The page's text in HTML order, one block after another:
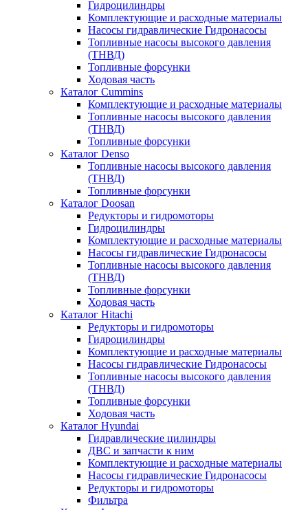
Гидроцилиндры
Комплектующие и расходные материалы
Насосы гидравлические Гидронасосы
Топливные насосы высокого давления
(ТНВД)
Топливные форсунки
Ходовая часть
Каталог Cummins
Комплектующие и расходные материалы
Топливные насосы высокого давления
(ТНВД)
Топливные форсунки
Каталог Denso
Топливные насосы высокого давления
(ТНВД)
Топливные форсунки
Каталог Doosan
Редукторы и гидромоторы
Гидроцилиндры
Комплектующие и расходные материалы
Насосы гидравлические Гидронасосы
Топливные насосы высокого давления
(ТНВД)
Топливные форсунки
Ходовая часть
Каталог Hitachi
Редукторы и гидромоторы
Гидроцилиндры
Комплектующие и расходные материалы
Насосы гидравлические Гидронасосы
Топливные насосы высокого давления
(ТНВД)
Топливные форсунки
Ходовая часть
Каталог Hyundai
Гидравлические цилиндры
ДВС и запчасти к ним
Комплектующие и расходные материалы
Насосы гидравлические Гидронасосы
Редукторы и гидромоторы
Фильтра